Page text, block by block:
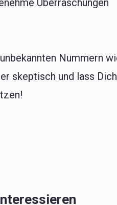
Überraschungen
Nummern
skeptisch und lass Dich